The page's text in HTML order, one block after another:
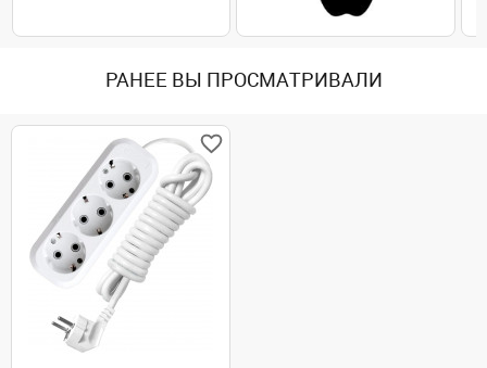
РАНЕЕ ВЫ ПРОСМАТРИВАЛИ